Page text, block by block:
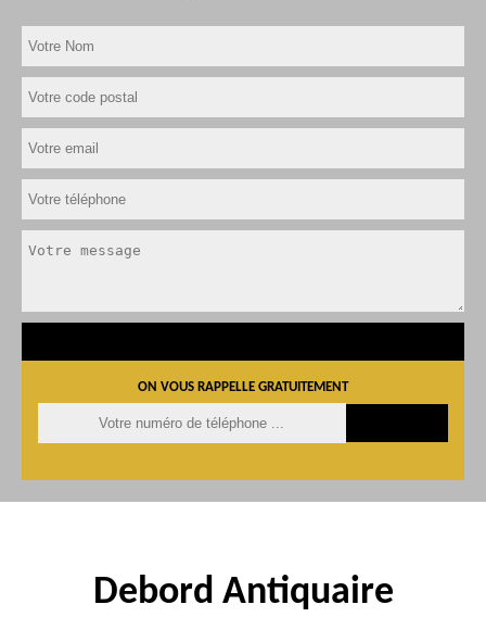
ON VOUS RAPPELLE GRATUITEMENT
Debord Antiquaire